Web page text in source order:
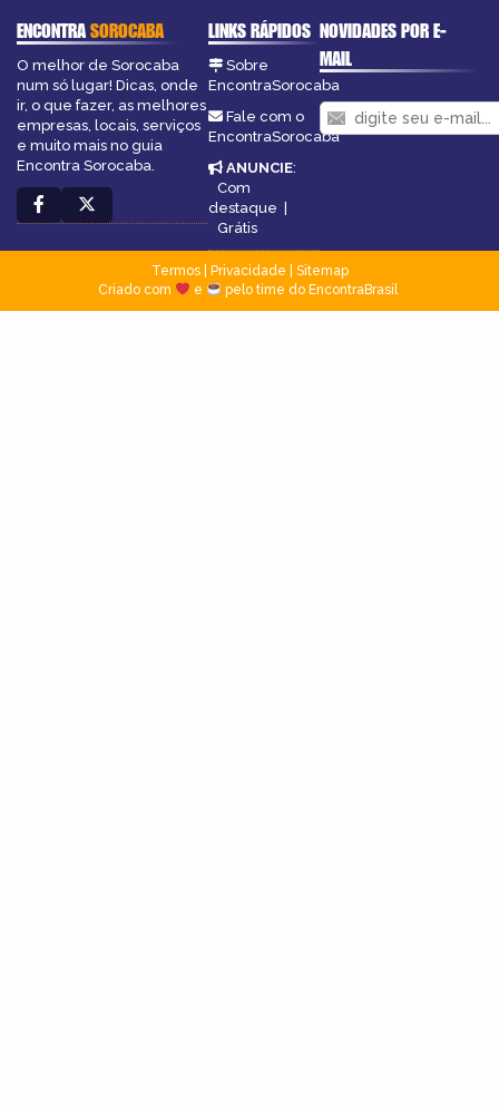
ENCONTRASOROCABA
O melhor de Sorocaba
num só lugar! Dicas, onde
ir, o que fazer, as melhores
empresas, locais, serviços
e muito mais no guia
Encontra Sorocaba.
LINKS RÁPIDOS
Sobre
EncontraSorocaba
Fale com o
EncontraSorocaba
ANUNCIE:
Com
destaque |
Grátis
NOVIDADES POR E-
MAIL
Termos| Privacidade
Sitemap
Criado com
e pelo time do EncontraBrasil